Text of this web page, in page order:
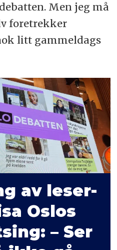
Men jeg må
foretrekker
litt gammeldags
av leser­
Oslos
– Ser